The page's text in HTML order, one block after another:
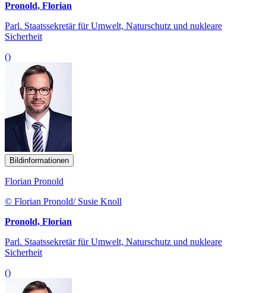
Pronold, Florian
Parl. Staatssekretär für Umwelt, Naturschutz und nukleare
Sicherheit
()
Bildinformationen
Florian Pronold
© Florian Pronold/ Susie Knoll
Pronold, Florian
Parl. Staatssekretär für Umwelt, Naturschutz und nukleare
Sicherheit
()